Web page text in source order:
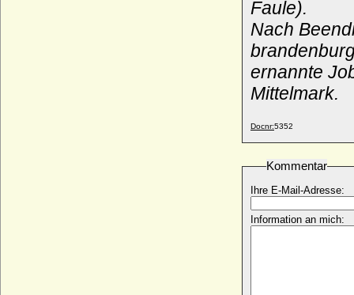
Faule).
Nach
ernannte
Mittelmark.
Docnr:5352
Kommentar
Ihre E-Mail-Adresse:
Information an mich: